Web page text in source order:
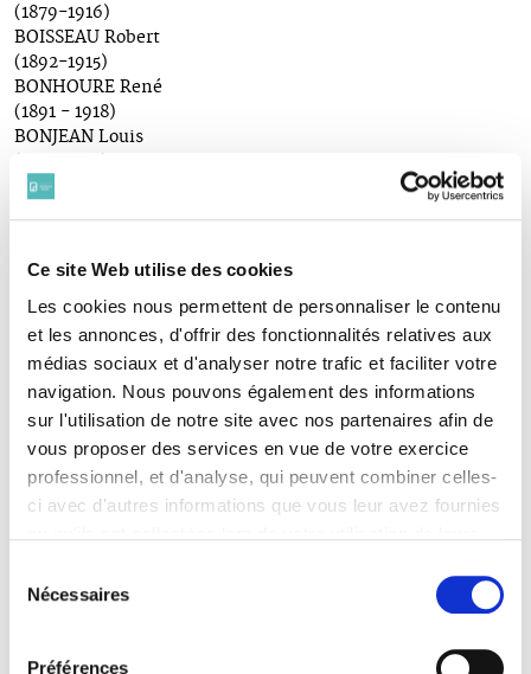
Ce site Web utilise des cookies
Les cookies nous permettent de personnaliser le contenu
et les annonces, d'offrir des fonctionnalités relatives aux
médias sociaux et d'analyser notre trafic et faciliter votre
navigation. Nous pouvons également des informations
sur l'utilisation de notre site avec nos partenaires afin de
vous proposer des services en vue de votre exercice
professionnel, et d'analyse, qui peuvent combiner celles-
ci avec d'autres informations que vous leur avez fournies
continuez à utiliser notre site Web.
Pour en savoir plus sur notre politique de traitement,
Nécessaires
Préférences
(1879-1916)
BOISSEAU Robert
(1892-1915)
BONHOURE René
(1891 - 1918)
BONJEAN Louis
BONNET André
(1885-1917)
(1889-1915)
BOURGUIGNON Maurice
(1883-1914)
BOURGUIGNON Prosper
(1879-1914)
(1882-1914)
BRAU Léon
(1875-1914)
BRISSET Robert
(1891-1916)